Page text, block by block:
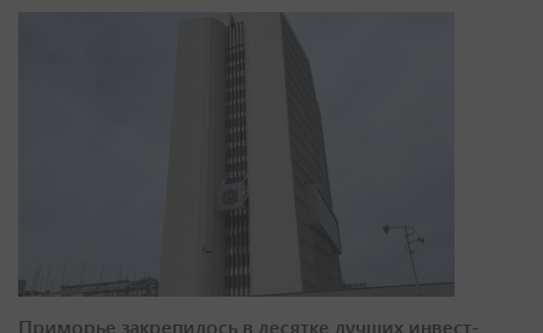
Приморье закрепилось в десятке лучших инвест-